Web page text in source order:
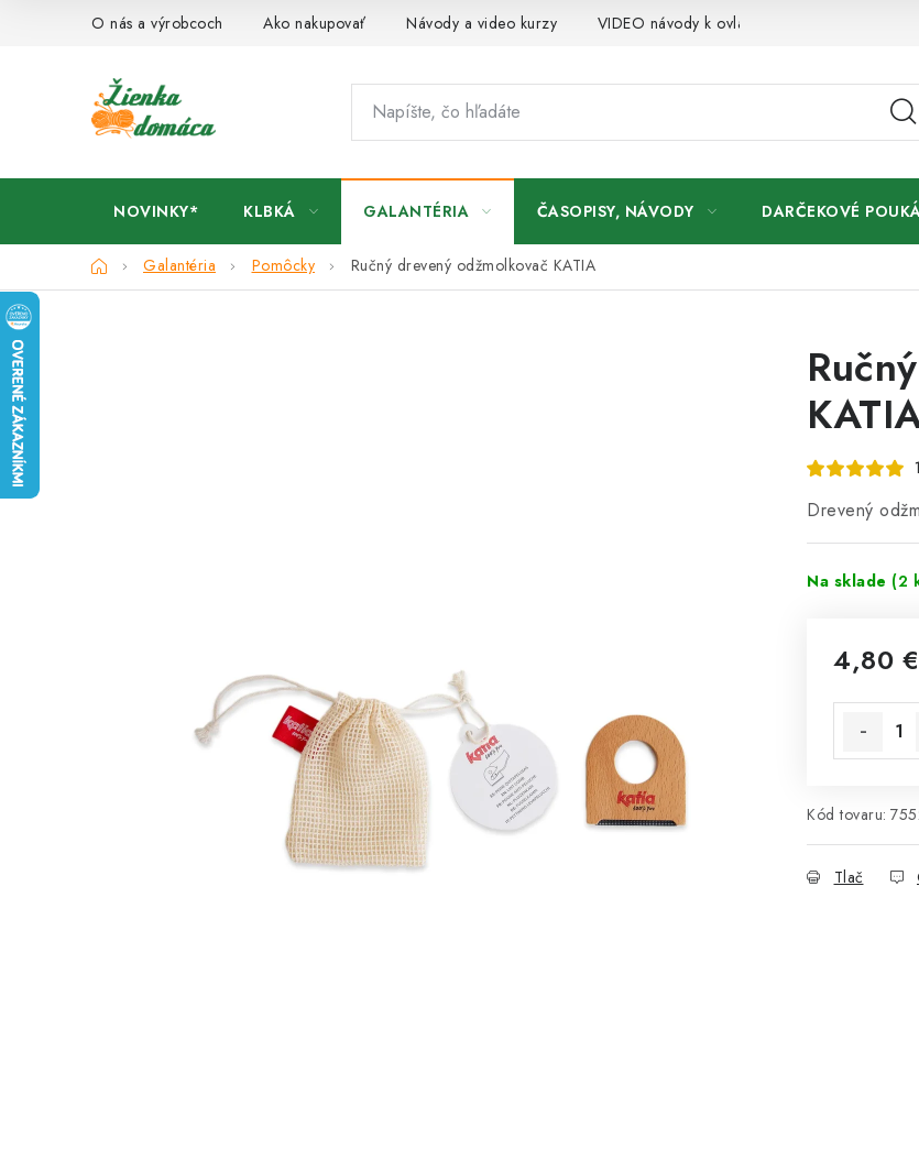
O nás a výrobcoch Ako nakupovať Návody a video kurzy VIDEO návody k ovládaniu e-shopu
NOVINKY* KLBKÁ GALANTÉRIA ČASOPISY, NÁVODY DARČEKOVÉ
DomovGalantéria Pomôcky Ručný drevený odžmolkovač KATIA
Drevený
Na sklade (2
4,80 €
Kód tovaru:
Tlač